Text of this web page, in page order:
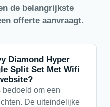
de belangrijkste
offerte aanvraagt.
Diamond Hyper
Split Set Met Wifi
bedoeld om een
De uiteindelijke